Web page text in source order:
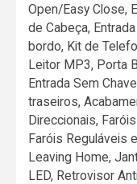
Open/Easy Close,
de Cabeça,
bordo, Kit de
Leitor MP3, Porta
Entrada Sem
traseiros,
Direccionais,
Faróis Reguláveis
Leaving Home,
LED, Retrovisor